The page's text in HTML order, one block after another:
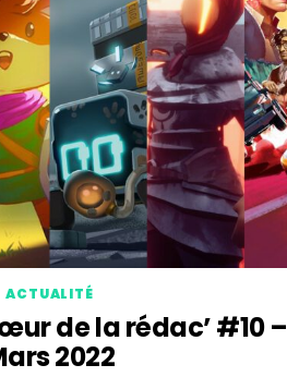
ACTUALITÉ
de la rédac’ #10 –
2022